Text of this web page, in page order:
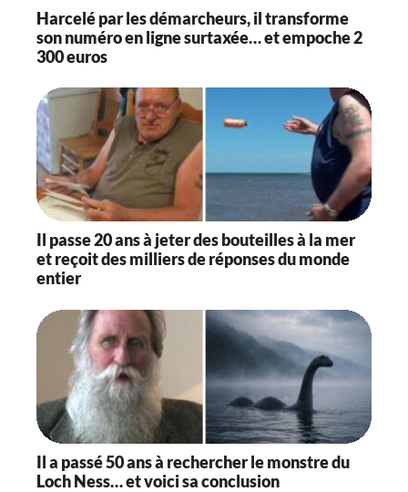
Harcelé par les démarcheurs, il transforme
son numéro en ligne surtaxée… et empoche 2
300 euros
Il passe 20 ans à jeter des bouteilles à la mer
et reçoit des milliers de réponses du monde
entier
Il a passé 50 ans à rechercher le monstre du
Loch Ness… et voici sa conclusion